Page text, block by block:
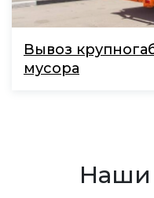
Вывоз
мусора
Наши